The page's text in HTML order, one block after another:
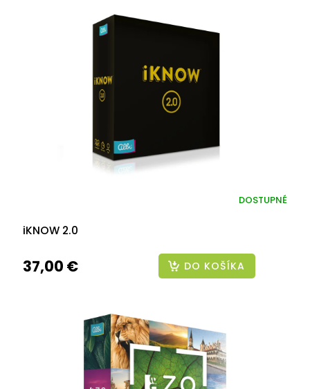
iKNOW 2.0
DOSTUPNÉ
37,00 € DO KOŠÍKA